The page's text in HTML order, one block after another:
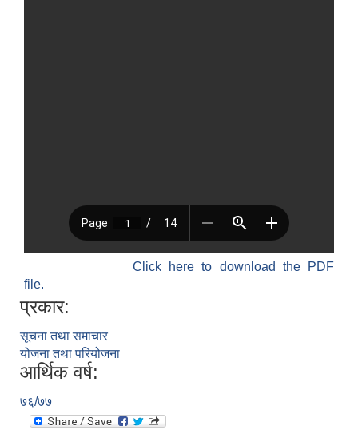
Click here to download the PDF
file.
प्रकार:
सूचना तथा समाचार
योजना तथा परियोजना
आर्थिक वर्ष:
७६/७७